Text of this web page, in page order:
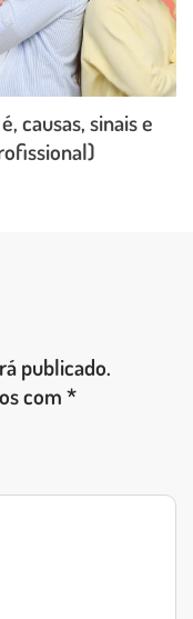
causas, sinais e
publicado.
com*